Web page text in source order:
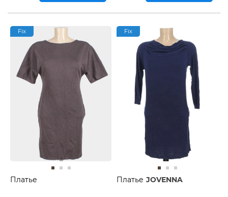
Fix
Платье
Fix
Платье JOVENNA